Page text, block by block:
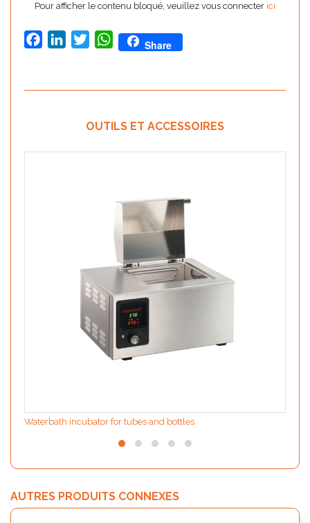
Pour afficher le contenu bloqué, veuillez vous connecter ici
FacebookLinkedInTwitterWhatsApp
Share
OUTILS ET ACCESSOIRES
Waterbath incubator for tubes and bottles
AUTRES PRODUITS CONNEXES